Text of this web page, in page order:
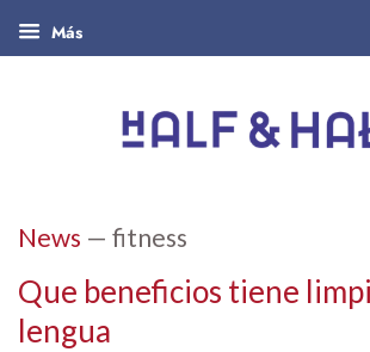
Más
News — fitness
Que beneficios tiene
lengua